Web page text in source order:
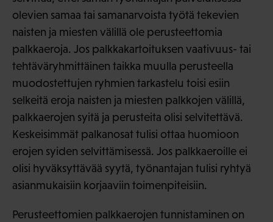
olevien samaa tai samanarvoista työtä tekevien
naisten ja miesten välillä ole perusteettomia
palkkaeroja. Jos palkkakartoituksen vaativuus- tai
tehtäväryhmittäinen taikka muulla perusteella
muodostettujen ryhmien tarkastelu toisi esiin
selkeitä eroja naisten ja miesten palkkojen välillä,
palkkaerojen syitä ja perusteita olisi selvitettävä.
Keskeisimmät palkanosat tulisi ottaa huomioon
erojen syiden selvittämisessä. Jos palkkaeroille ei
olisi hyväksyttävää syytä, työnantajan tulisi ryhtyä
asianmukaisiin korjaaviin toimenpiteisiin.
Perusteettomien palkkaerojen tunnistaminen on